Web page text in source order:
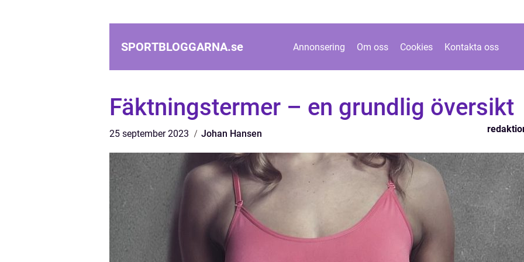
SPORTBLOGGARNA.se Annonsering Om oss Cookies Kontakta oss
Fäktningstermer – en grundlig översikt
25 september 2023 Johan Hansen